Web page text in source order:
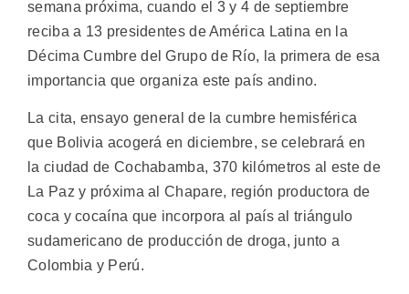
semana próxima, cuando el 3 y 4 de septiembre
reciba a 13 presidentes de América Latina en la
Décima Cumbre del Grupo de Río, la primera de esa
importancia que organiza este país andino.
La cita, ensayo general de la cumbre hemisférica
que Bolivia acogerá en diciembre, se celebrará en
la ciudad de Cochabamba, 370 kilómetros al este de
La Paz y próxima al Chapare, región productora de
coca y cocaína que incorpora al país al triángulo
sudamericano de producción de droga, junto a
Colombia y Perú.